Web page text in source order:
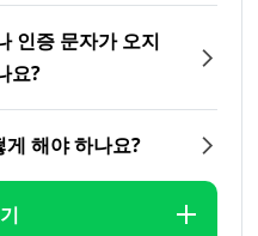
인증 문자가 오지
요?
해야 하나요?